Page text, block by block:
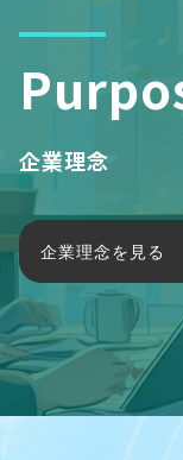
企業理念
企業理念を見る